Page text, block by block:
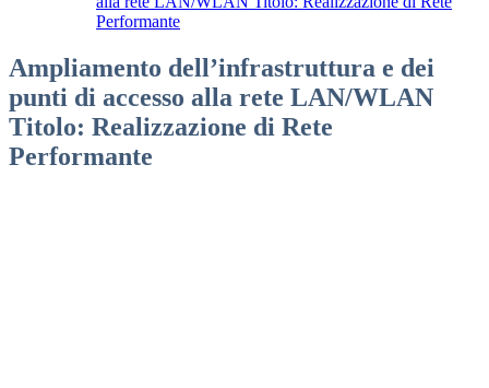
Performante
Ampliamento dell’infrastruttura e dei
punti di accesso alla rete LAN/WLAN
Titolo: Realizzazione di Rete
Performante